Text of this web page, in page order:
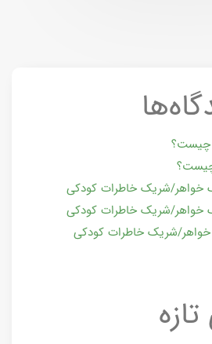
چیست؟
خواهر/شریک خاطرات کودکی
خواهر/شریک خاطرات کودکی
شریک خاطرات کودکی